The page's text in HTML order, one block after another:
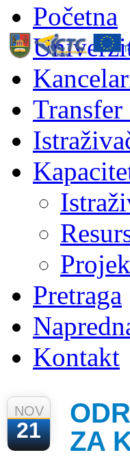
Početna
Transfer
Pretraga
Kontakt
NOV
21
ZA